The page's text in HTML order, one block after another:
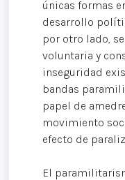
únicas formas
desarrollo
por otro lado,
voluntaria y
inseguridad
bandas
papel de
movimiento
efecto de
El